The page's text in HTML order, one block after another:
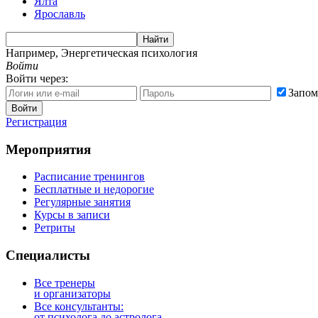
Ярославль
Найти
Например, Энергетическая психология
Войти
Войти через:
Войти
Регистрация
Мероприятия
Расписание тренингов
Бесплатные и недорогие
Регулярные занятия
Курсы в записи
Ретриты
Специалисты
Все тренеры
и организаторы
Все консультанты: